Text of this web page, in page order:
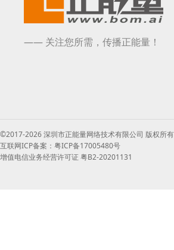
—— 关注您所需，传播正能量！
©2017-2026 深圳市正能量网络技术有限公司 版权所有
互联网ICP备案：粤ICP备17005480号
增值电信业务经营许可证 粤B2-20201131